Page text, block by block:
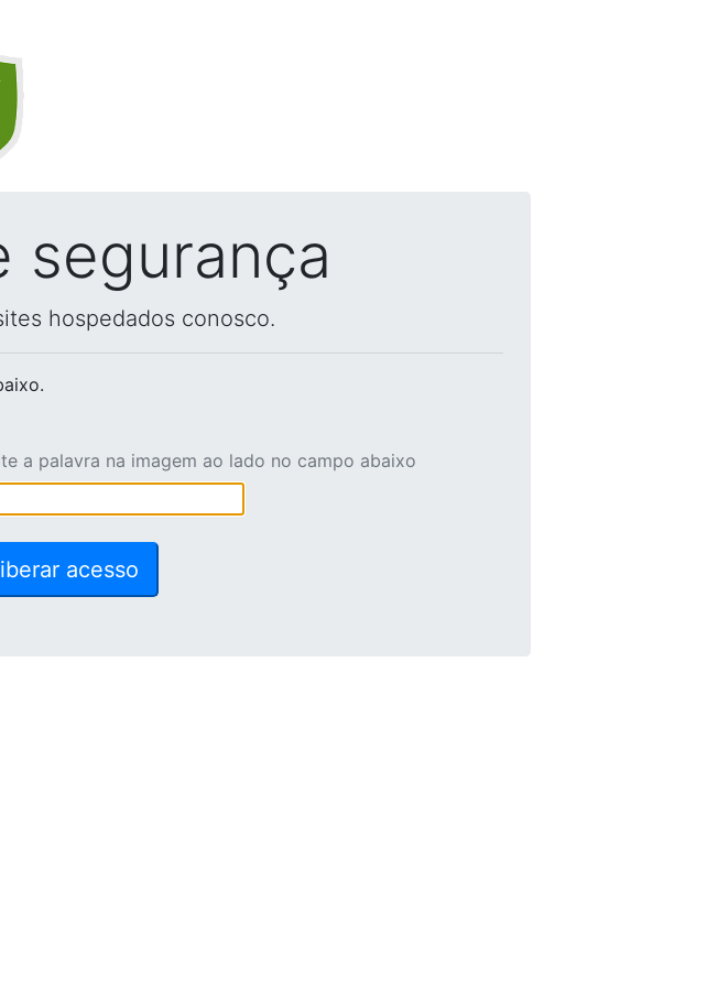
segurança
hospedados conosco.
a palavra na imagem ao lado no campo abaixo